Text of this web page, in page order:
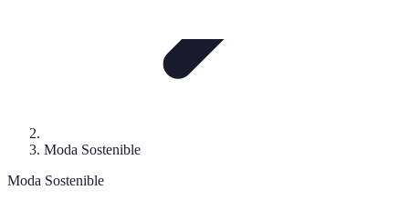
Moda Sostenible
Moda Sostenible